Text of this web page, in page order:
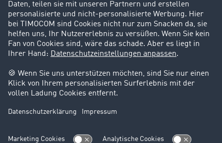
Support
Kontakt
Rechtliches
Impressum
AGB